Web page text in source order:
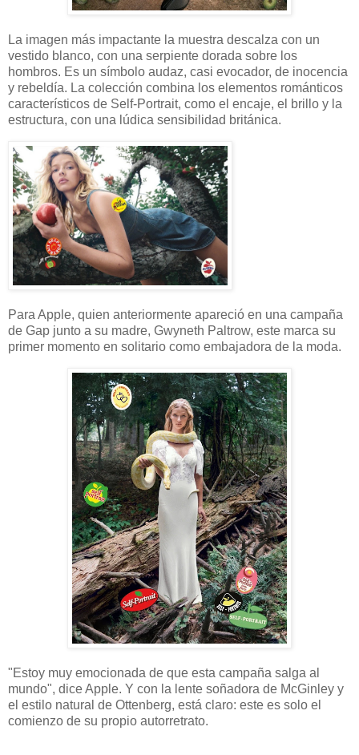
La imagen más impactante la muestra descalza con un
vestido blanco, con una serpiente dorada sobre los
hombros. Es un símbolo audaz, casi evocador, de inocencia
y rebeldía. La colección combina los elementos románticos
característicos de Self-Portrait, como el encaje, el brillo y la
estructura, con una lúdica sensibilidad británica.
Para Apple, quien anteriormente apareció en una campaña
de Gap junto a su madre, Gwyneth Paltrow, este marca su
primer momento en solitario como embajadora de la moda.
"Estoy muy emocionada de que esta campaña salga al
mundo", dice Apple. Y con la lente soñadora de McGinley y
el estilo natural de Ottenberg, está claro: este es solo el
comienzo de su propio autorretrato.